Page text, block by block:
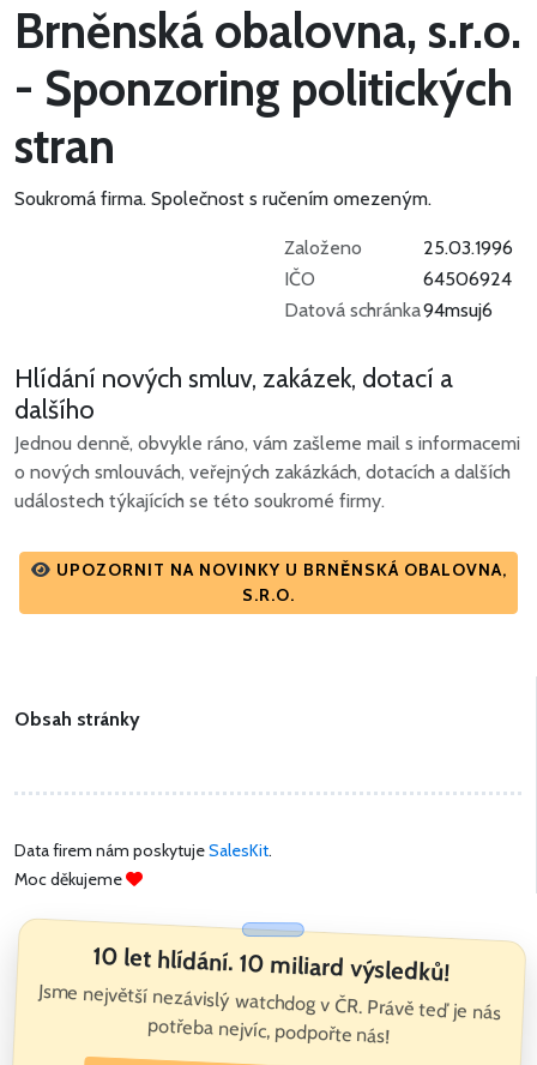
Brněnská obalovna, s.r.o.
- Sponzoring politických
stran
Soukromá firma. Společnost s ručením omezeným.
Založeno
25.03.1996
IČO
64506924
Datová schránka94msuj6
Hlídání nových smluv, zakázek, dotací a
dalšího
Jednou denně, obvykle ráno, vám zašleme mail s informacemi
o nových smlouvách, veřejných zakázkách, dotacích a dalších
událostech týkajících se této soukromé firmy.
UPOZORNIT NA NOVINKY U BRNĚNSKÁ OBALOVNA,
S.R.O.
Obsah stránky
Data firem nám poskytujeSalesKit.
Moc děkujeme
10 let hlídání. 10 miliard výsledků!
Jsme největší nezávislý watchdog v ČR. Právě teď je nás
potřeba nejvíc, podpořte nás!